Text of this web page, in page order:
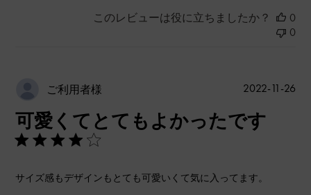
このレビューは役に立ちましたか？
0
0
ご利用者様
可愛くてとてもよかったです
サイズ感もデザインもとても可愛いくて気に入ってます。
公
2022-11-26